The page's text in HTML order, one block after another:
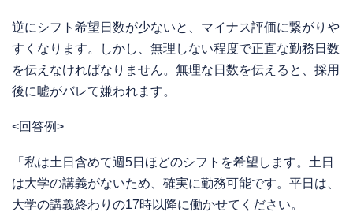
逆にシフト希望日数が少ないと、マイナス評価に繋がりや
すくなります。しかし、無理しない程度で正直な勤務日数
を伝えなければなりません。無理な日数を伝えると、採用
後に嘘がバレて嫌われます。
<回答例>
「私は土日含めて週5日ほどのシフトを希望します。土日
は大学の講義がないため、確実に勤務可能です。平日は、
大学の講義終わりの17時以降に働かせてください。